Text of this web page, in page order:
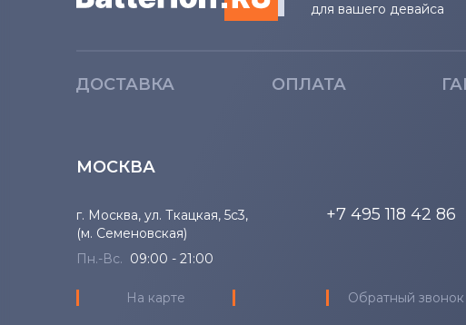
для вашего девайса
ДОСТАВКА ОПЛАТА
МОСКВА
г. Москва, ул. Ткацкая, 5с3,
(м. Семеновская)
Пн.-Вс. 09:00 - 21:00
На карте
+7 495 118 42 86
Обратный звонок